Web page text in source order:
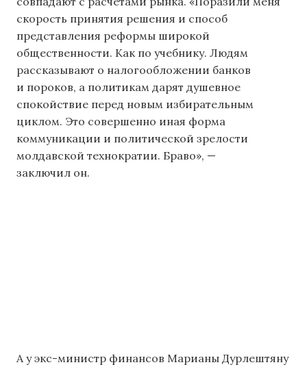
скорость принятия решения и способ
представления реформы широкой
общественности. Как по учебнику. Людям
рассказывают о налогообложении банков
и пороков, а политикам дарят душевное
спокойствие перед новым избирательным
циклом. Это совершенно иная форма
коммуникации и политической зрелости
молдавской технократии. Браво», —
заключил он.
А у экс-министр финансов Марианы Дурлештяну